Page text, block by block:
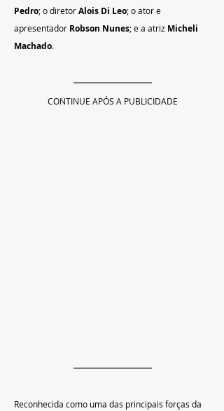
Pedro; o diretor Alois Di Leo; o ator e
apresentador Robson Nunes; e a atriz Micheli
Machado.
CONTINUE APÓS A PUBLICIDADE
Reconhecida como uma das principais forças da